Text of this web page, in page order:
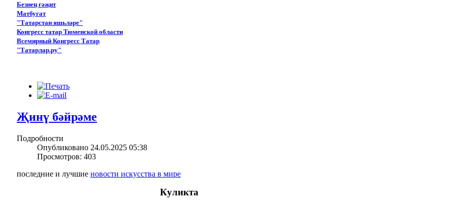
Безнең гәҗит
Матбугат
"Татарстан яшьләре"
Конгресс татар Тюменской области
Всемирный Конгресс Татар
"Татарлар.ру"
Җинү бәйрәме
Подробности
Опубликовано 24.05.2025 05:38
Просмотров: 403
последние и лучшие новости искусства в мире
Куликта